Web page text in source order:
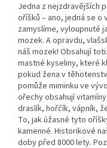
Jedna z nejzdravějších
oříšků – ano, jedná se o
zamyslíme, vyloupnuté
mozek. A opravdu,
náš mozek! Obsahují
mastné kyseliny, které
pokud žena v
pomůže miminku ve
ořechy obsahují
draslík, hořčík, vápník,
To, jak úžasné tyto
kamenné. Historikové
doby před 8000 lety.